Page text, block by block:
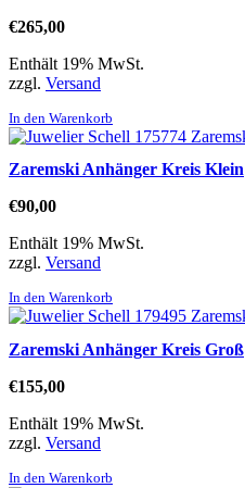
€265,00
Enthält 19% MwSt.
zzgl. Versand
In den Warenkorb
Zaremski Anhänger Kreis Klein
€90,00
Enthält 19% MwSt.
zzgl. Versand
In den Warenkorb
Zaremski Anhänger Kreis Groß
€155,00
Enthält 19% MwSt.
zzgl. Versand
In den Warenkorb